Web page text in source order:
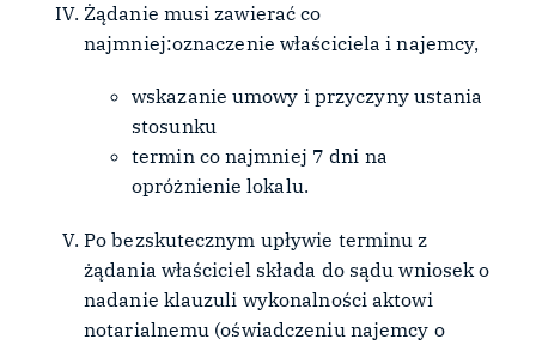
Żądanie musi zawierać co
najmniej:oznaczenie właściciela i najemcy,
wskazanie umowy i przyczyny ustania
stosunku
termin co najmniej 7 dni na
opróżnienie lokalu.
Po bezskutecznym upływie terminu z
żądania właściciel składa do sądu wniosek o
nadanie klauzuli wykonalności aktowi
notarialnemu (oświadczeniu najemcy o